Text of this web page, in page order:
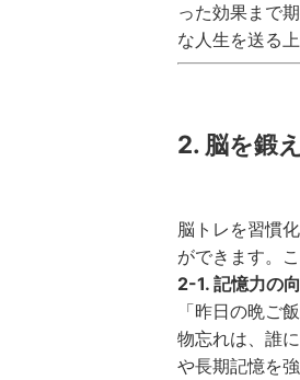
った効果まで
な人生を送る
2. 脳を鍛
脳トレを習慣
ができます。
2-1. 記憶力の
「昨日の晩ご
物忘れは、誰
や長期記憶を